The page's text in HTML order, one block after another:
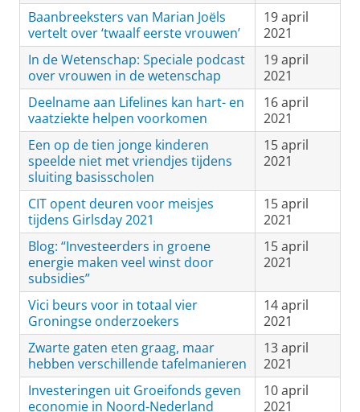
Baanbreeksters van Marian Joëls
vertelt over ‘twaalf eerste vrouwen’
19 april
2021
In de Wetenschap: Speciale podcast
over vrouwen in de wetenschap
19 april
2021
Deelname aan Lifelines kan hart- en
vaatziekte helpen voorkomen
16 april
2021
Een op de tien jonge kinderen
speelde niet met vriendjes tijdens
sluiting basisscholen
15 april
2021
CIT opent deuren voor meisjes
tijdens Girlsday 2021
15 april
2021
Blog: “Investeerders in groene
energie maken veel winst door
subsidies”
15 april
2021
Vici beurs voor in totaal vier
Groningse onderzoekers
14 april
2021
Zwarte gaten eten graag, maar
hebben verschillende tafelmanieren
13 april
2021
Investeringen uit Groeifonds geven
economie in Noord-Nederland
10 april
2021